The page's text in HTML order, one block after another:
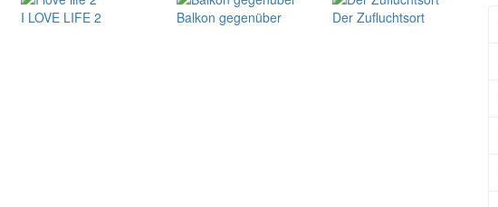
I LOVE LIFE 2 Balkon gegenüber Der Zufluchtsort